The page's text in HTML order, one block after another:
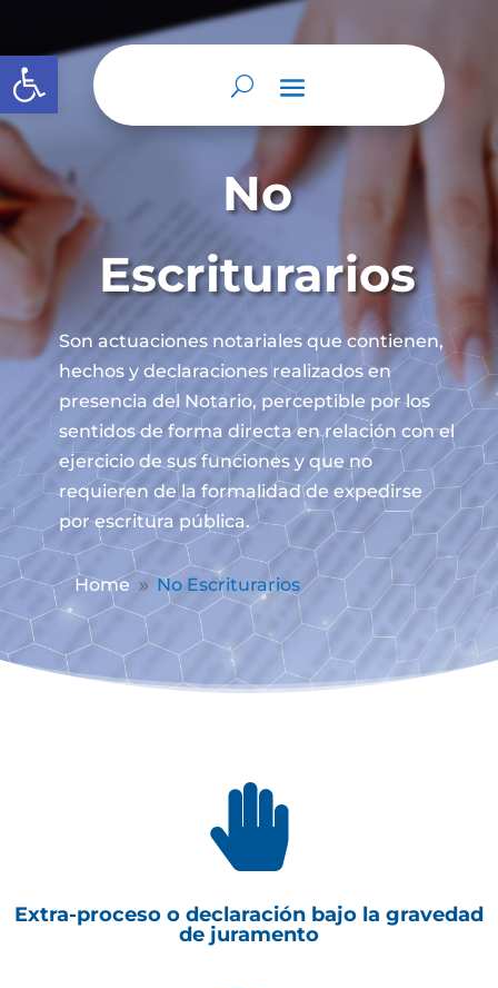
Abrir barra de herramientas
No
Escriturarios
Son actuaciones notariales que contienen,
hechos y declaraciones realizados en
presencia del Notario, perceptible por los
sentidos de forma directa en relación con el
ejercicio de sus funciones y que no
requieren de la formalidad de expedirse
por escritura pública.
Home 9 No Escriturarios

Extra-proceso o declaración bajo la gravedad
de juramento